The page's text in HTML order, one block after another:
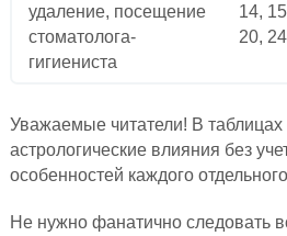
удаление, посещение
стоматолога-
гигиениста
14,
20, 24
Уважаемые читатели! В
астрологические влияния без
особенностей каждого
Не нужно фанатично следовать